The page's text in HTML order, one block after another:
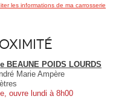
les informations de ma carrosserie
BEAUNE POIDS LOURDS
Marie Ampère
ouvre lundi à 8h00